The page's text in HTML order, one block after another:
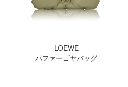
LOEWE
パファーゴヤバッグ